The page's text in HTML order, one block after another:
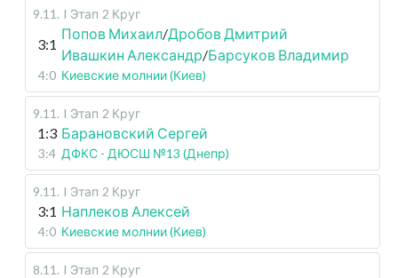
9.11 . I Этап 2 Круг
3:1
Попов Михаил/Дробов Дмитрий
Ивашкин Александр/Барсуков Владимир
4:0 Киевские молнии (Киев)
9.11 . I Этап 2 Круг
1:3 Барановский Сергей
3:4 ДФКС - ДЮСШ №13 (Днепр)
9.11 . I Этап 2 Круг
3:1 Наплеков Алексей
4:0 Киевские молнии (Киев)
8.11 . I Этап 2 Круг